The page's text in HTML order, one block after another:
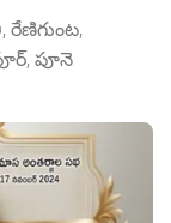
రేణిగుంట,
పూనె